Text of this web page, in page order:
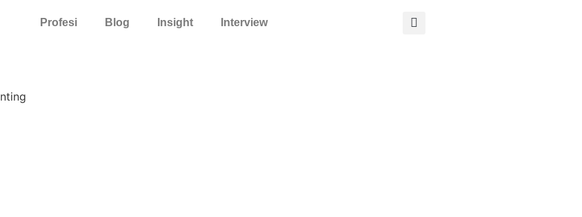
Profesi Blog Insight Interview